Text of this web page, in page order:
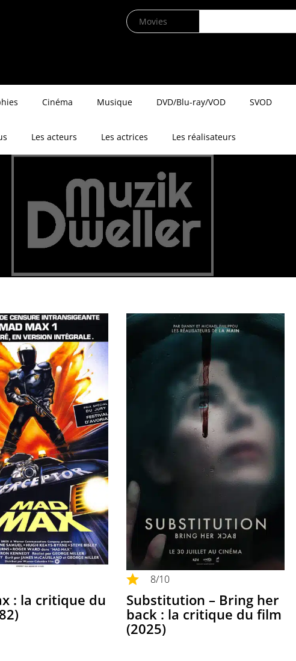
Cinéma Musique DVD/Blu-ray/VOD SVOD
Les acteurs Les actrices Les réalisateurs
: la critique du
8/10
Substitution – Bring her
back : la critique du film
(2025)